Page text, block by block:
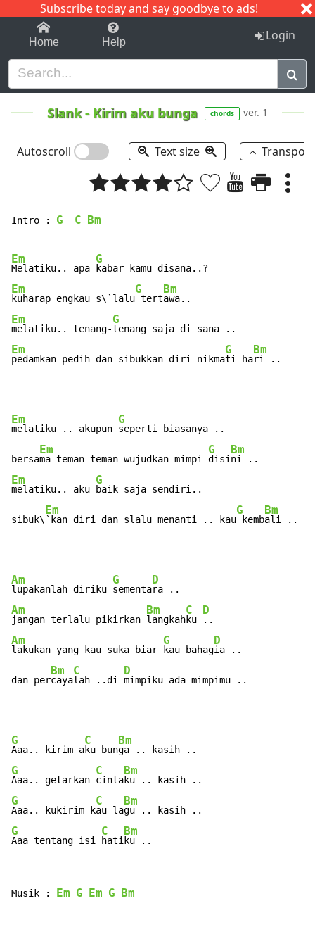
Subscribe today and say goodbye to ads!
1-9 C I J
Home Help Login
Slank- Kirim aku bunga chords ver. 1
Autoscroll Text size
Intro : G C Bm
Em
Melatiku.. apa
G
Em
kuharap engkau s\`lalu
G
tert
Bm
Em
melatiku.. tenang-
G
Em
pedamkan pedih dan sibukkan diri nikma
G
ti ha
Bm
ri ..
Em
melatiku .. akupun
G
seperti biasanya ..
bersa
Em
ma teman-teman wujudkan mimpi
G
disi
Bm
Em
melatiku.. aku
G
baik saja sendiri..
sibuk\
Em
`kan diri dan slalu menanti .. kau
G
kemb
Bm
ali ..
Am
lupakanlah diriku
G
sementa
D
Am
jangan terlalu pikirkan
Bm
langkah
C
ku
D
Am
lakukan yang kau suka biar
G
kau bahag
D
ia ..
dan per
Bm
caya
C
lah ..di
D
mimpiku ada mimpimu ..
G
Aaa.. kirim a
C
ku bun
Bm
G
Aaa.. getarkan
C
cinta
Bm
G
Aaa.. kukirim k
C
au la
Bm
G
Aaa tentang isi
C
hati
Bm
ku ..
Musik : Em G Em G Bm